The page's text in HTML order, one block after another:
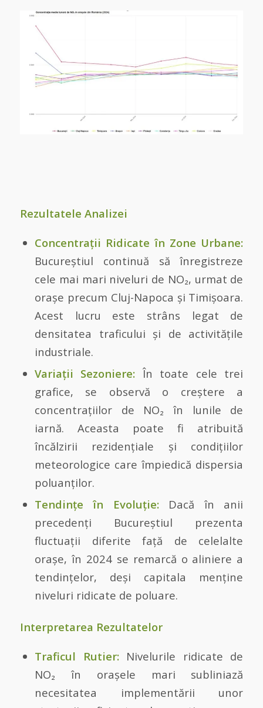
Rezultatele Analizei
Concentrații Ridicate în Zone Urbane:
Bucureștiul continuă să înregistreze
cele mai mari niveluri de NO₂, urmat de
orașe precum Cluj-Napoca și Timișoara.
Acest lucru este strâns legat de
densitatea traficului și de activitățile
industriale.
Variații Sezoniere: În toate cele trei
grafice, se observă o creștere a
concentrațiilor de NO₂ în lunile de
iarnă. Aceasta poate fi atribuită
încălzirii rezidențiale și condițiilor
meteorologice care împiedică dispersia
poluanților.
Tendințe în Evoluție:Dacă în anii
precedenți Bucureștiul prezenta
fluctuații diferite față de celelalte
orașe, în 2024 se remarcă o aliniere a
tendințelor, deși capitala menține
niveluri ridicate de poluare.
Interpretarea Rezultatelor
Traficul Rutier:Nivelurile ridicate de
NO₂ în orașele mari subliniază
necesitatea implementării unor